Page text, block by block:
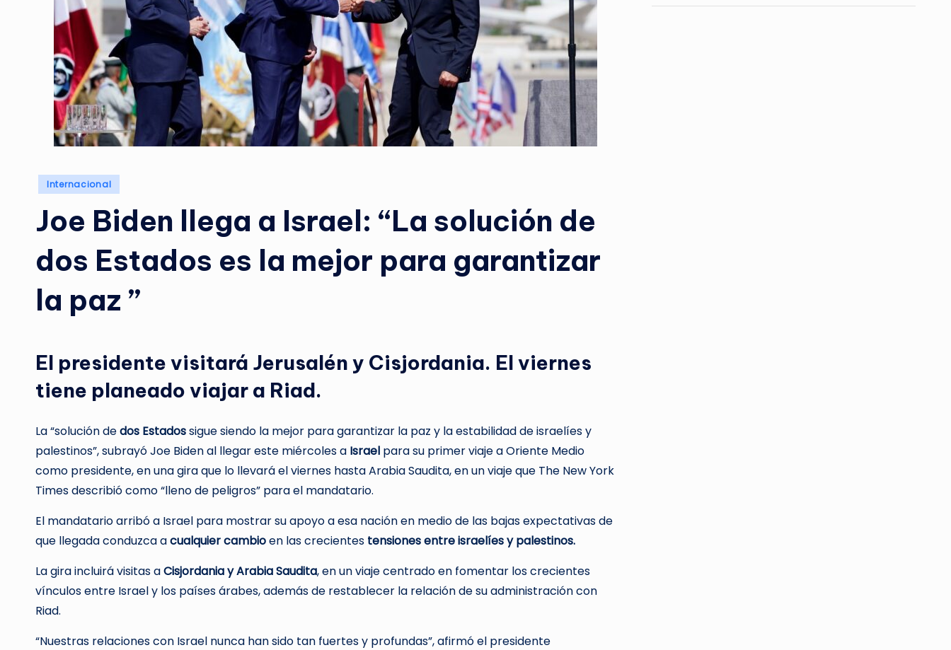
Posted
Internacional
Joe Biden llega a Israel: “La solución de
dos Estados es la mejor para garantizar
la paz ”
El presidente visitará Jerusalén y Cisjordania. El viernes
tiene planeado viajar a Riad.
La “solución dedos Estadossigue siendo la mejor para garantizar la paz y la estabilidad de israelíes y
palestinos”, subrayó Joe Biden al llegar este miércoles a Israel para su primer viaje a Oriente Medio
como presidente, en una gira que lo llevará el viernes hasta Arabia Saudita, en un viaje que The New York
Times describió como “lleno de peligros” para el mandatario.
El mandatario arribó a Israel para mostrar su apoyo a esa nación en medio de las bajas expectativas de
que llegada conduzca acualquier cambioen las crecientes tensiones entre israelíes y palestinos.
La gira incluirá visitas aCisjordania y Arabia Saudita, en un viaje centrado en fomentar los crecientes
vínculos entre Israel y los países árabes, además de restablecer la relación de su administración con
Riad.
“Nuestras relaciones con Israel nunca han sido tan fuertes y profundas”, afirmó el presidente